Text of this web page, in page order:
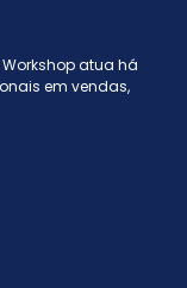
orkshop atua há
em vendas,